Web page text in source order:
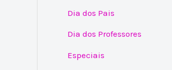
Dia dos Pais
Dia dos Professores
Especiais